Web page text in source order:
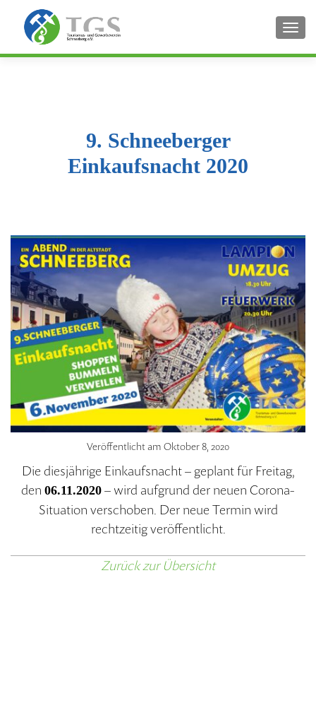
9. Schneeberger
Einkaufsnacht 2020
Veröffentlicht am Oktober 8, 2020
Die diesjährige Einkaufsnacht – geplant für Freitag,
den 06.11.2020 – wird aufgrund der neuen Corona-
Situation verschoben. Der neue Termin wird
rechtzeitig veröffentlicht.
Zurück zur Übersicht